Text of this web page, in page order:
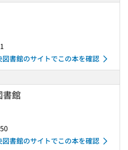
図書館のサイトでこの本を確認
書館
図書館のサイトでこの本を確認